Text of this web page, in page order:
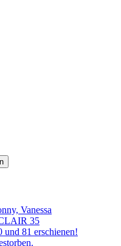
Vanessa
35
81 erschienen!